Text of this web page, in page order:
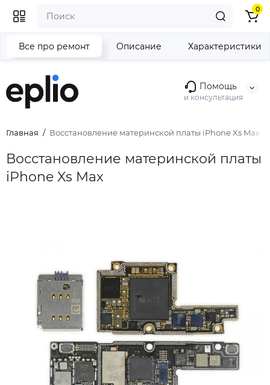
Помощь
и консультация
0
Главная Восстановление материнской платы iPhone Xs Max
Восстановление материнской платы
iPhone Xs Max
Все про ремонт Описание Характеристики